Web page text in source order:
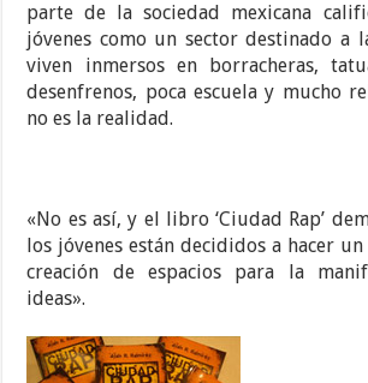
parte de la sociedad mexicana
jóvenes como un sector destinado a
viven inmersos en borracheras,
desenfrenos, poca escuela y mucho
no es la realidad.
«No es así, y el libro ‘Ciudad Rap’
los jóvenes están decididos a hacer
creación de espacios para la
ideas».